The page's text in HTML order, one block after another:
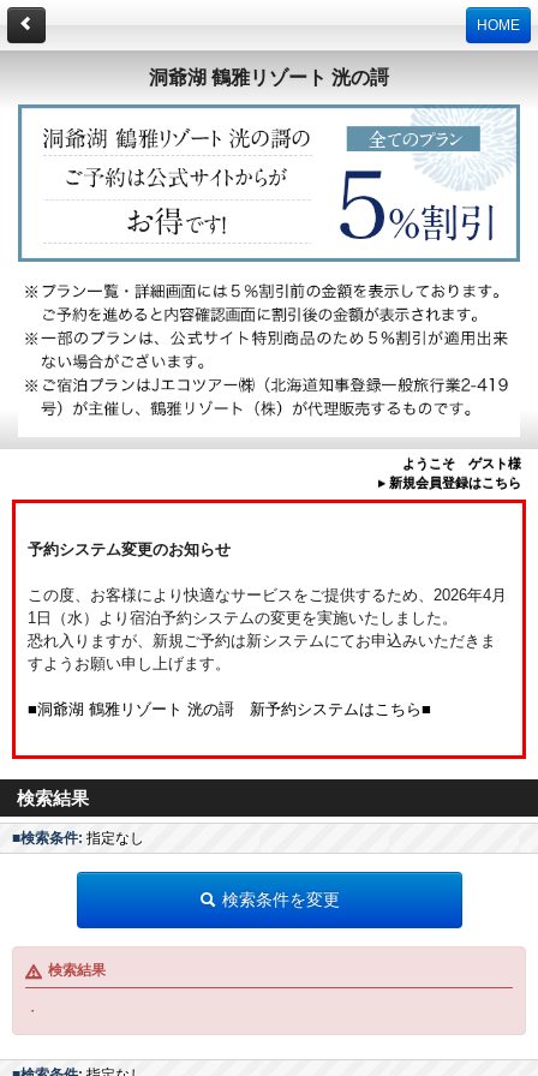
HOME
洞爺湖 鶴雅リゾート 洸の謌
ようこそ ゲスト様
▸ 新規会員登録はこちら
予約システム変更のお知らせ
この度、お客様により快適なサービスをご提供するため、2026年4月
1日（水）より宿泊予約システムの変更を実施いたしました。
恐れ入りますが、新規ご予約は新システムにてお申込みいただきま
すようお願い申し上げます。
■洞爺湖 鶴雅リゾート 洸の謌 新予約システムはこちら■
検索結果
■検索条件: 指定なし
検索条件を変更
検索結果
・